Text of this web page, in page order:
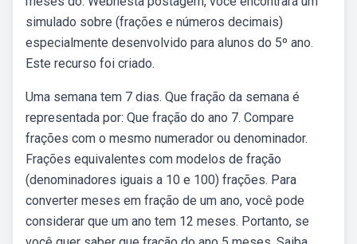
simulado sobre (frações e números decimais)
especialmente desenvolvido para alunos do 5º ano.
Este recurso foi criado.
Uma semana tem 7 dias. Que fração da semana é
representada por: Que fração do ano 7. Compare
frações com o mesmo numerador ou denominador.
Frações equivalentes com modelos de fração
(denominadores iguais a 10 e 100) frações. Para
converter meses em fração de um ano, você pode
considerar que um ano tem 12 meses. Portanto, se